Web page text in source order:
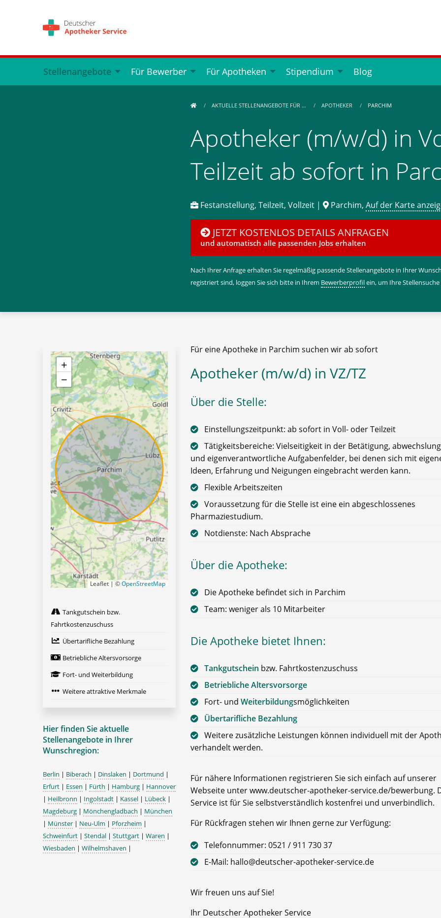
Stellenangebote Für Bewerber Für Apotheken Stipendium Blog
AKTUELLE STELLENANGEBOTE FÜR … APOTHEKER PARCHIM
Apotheker (m/w/d) in
Teilzeit ab sofort in
Festanstellung, Teilzeit, Vollzeit | Parchim, Auf der Karte
JETZT KOSTENLOS DETAILS ANFRAGEN
und automatisch alle passenden Jobs erhalten
Nach Ihrer Anfrage erhalten Sie regelmäßig passende Stellenangebote in Ihrer
registriert sind, loggen Sie sich bitte in Ihrem Bewerberprofilein, um Ihre
Für eine Apotheke in Parchim suchen wir ab sofort
Apotheker (m/w/d) in VZ/TZ
Über die Stelle:
Einstellungszeitpunkt: ab sofort in Voll- oder Teilzeit
Tätigkeitsbereiche: Vielseitigkeit in der Betätigung,
und eigenverantwortliche Aufgabenfelder, bei denen sich mit
Ideen, Erfahrung und Neigungen eingebracht werden kann.
Flexible Arbeitszeiten
Voraussetzung für die Stelle ist eine ein abgeschlossenes
Pharmaziestudium.
Notdienste: Nach Absprache
Über die Apotheke:
Die Apotheke befindet sich in Parchim
Team: weniger als 10 Mitarbeiter
Die Apotheke bietet Ihnen:
Tankgutschein bzw. Fahrtkostenzuschuss
Betriebliche Altersvorsorge
Fort- und Weiterbildungsmöglichkeiten
Übertarifliche Bezahlung
Weitere zusätzliche Leistungen können individuell mit der
verhandelt werden.
Für nähere Informationen registrieren Sie sich einfach auf unserer
Webseite unter www.deutscher-apotheker-service.de/bewerbung.
Service ist für Sie selbstverständlich kostenfrei und unverbindlich.
Für Rückfragen stehen wir Ihnen gerne zur Verfügung:
Telefonnummer: 0521 / 911 730 37
E-Mail: hallo@deutscher-apotheker-service.de
Wir freuen uns auf Sie!
Ihr Deutscher Apotheker Service
+
−
Leaflet | ©OpenStreetMap
Tankgutschein bzw.
Fahrtkostenzuschuss
Übertarifliche Bezahlung
Betriebliche Altersvorsorge
Fort- und Weiterbildung
Weitere attraktive Merkmale
Hier finden Sie aktuelle
Stellenangebote in Ihrer
Wunschregion:
Berlin | Biberach | Dinslaken | Dortmund |
Erfurt | Essen | Fürth | Hamburg | Hannover
| Heilbronn | Ingolstadt | Kassel | Lübeck |
Magdeburg | Mönchengladbach | München
| Münster | Neu-Ulm | Pforzheim |
Schweinfurt | Stendal | Stuttgart | Waren |
Wiesbaden | Wilhelmshaven |